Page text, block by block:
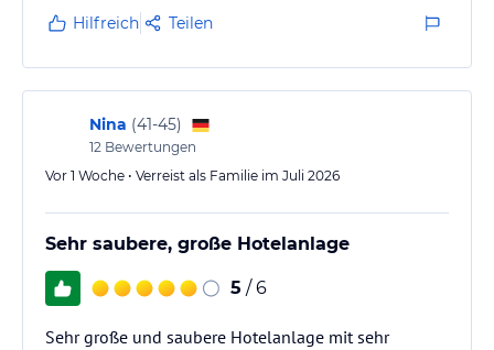
Essen da ist noch Luft nach oben.Die Liegen am
Strand für mich persönlich zu niedrig und Auflagen
fehlen. Nicht Rücken freundlich. Zimmer grund sehr
sauber. Pools sehr gut. Man kann nicht bummeln
gehen, man braucht…
Hilfreich Teilen
Nina (41-45)
12 Bewertungen
Vor 1 Woche • Verreist als Familie im Juli 2026
Sehr saubere, große Hotelanlage
5 / 6
Sehr große und saubere Hotelanlage mit sehr